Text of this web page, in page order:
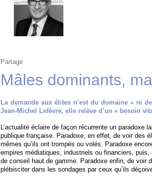
Partage
Mâles dominants,
La demande aux élites n’est du domaine « ni
Jean-Michel Lefèvre, elle relève d’un « besoin
L’actualité éclaire de façon récurrente un paradoxe
publique française. Paradoxe, en effet, de voir des
mêmes qu’ils ont trompés ou volés. Paradoxe
empires médiatiques, industriels ou financiers,
de conseil haut de gamme. Paradoxe enfin, de voir
plébisciter dans les sondages par ceux qu’ils